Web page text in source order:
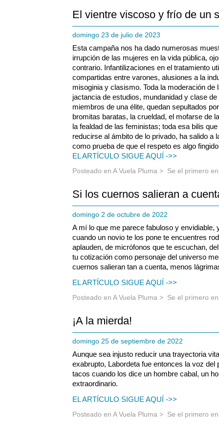
El vientre viscoso y frío de un
domingo 23 de julio de 2023
Esta campaña nos ha dado numerosas
irrupción de las mujeres en la vida pública,
contrario. Infantilizaciones en el tratamiento
compartidas entre varones, alusiones a la
misoginia y clasismo. Toda la moderación de
jactancia de estudios, mundanidad y clase
miembros de una élite, quedan sepultados
bromitas baratas, la crueldad, el mofarse de
la fealdad de las feministas; toda esa bilis
reducirse al ámbito de lo privado, ha salido a
como prueba de que el respeto es algo
EL ARTÍCULO SIGUE AQUÍ ->>
Posteado en A Vuela Pluma > Se el primero
Si los cuernos salieran a
domingo 2 de octubre de 2022
A mí lo que me parece fabuloso y envidiable,
cuando un novio te los pone te encuentres
aplauden, de micrófonos que te escuchan,
tu cotización como personaje del universo
cuernos salieran tan a cuenta, menos
EL ARTÍCULO SIGUE AQUÍ ->>
Posteado en A Vuela Pluma > Se el primero
¡A la mierda!
domingo 25 de septiembre de 2022
Aunque sea injusto reducir una trayectoria
exabrupto, Labordeta fue entonces la voz del
tacos cuando los dice un hombre cabal, un
extraordinario.
EL ARTÍCULO SIGUE AQUÍ ->>
Posteado en A Vuela Pluma > Se el primero